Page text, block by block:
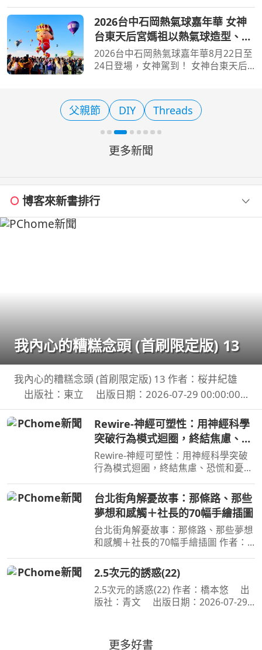
燈籠祭」於7月中旬點燈以來，吸引眾
多國內外旅客造訪，提醒民眾，相關活
動近倒數，僅至8/17(日
2026台中石岡熱氣球嘉年華 女神
台東天后宮媽祖以熱氣球造型、李
多慧一起加持助陣
2026台中石岡熱氣球嘉年華8月22日至
24日登場，女神駕到！ 女神台東天后
球活動的民眾，若錯過8月20日前東台
灣所舉行的台灣國際熱氣
父親節 DIY Threads
更多新聞
博客來新書排行
我內心的糟糕念頭 (首刷限定版) 13
我內心的糟糕念頭 (首刷限定版) 13 作者：桜井紀雄
出版社：東立 出版日期：2026-07-29 00:00:00
這次居然開始同居？時間是測驗即將到來的寒假。京
太郎居然面臨得到山田家寄住的狀況！住在同一個屋
Rewire-神經可塑性：用神經科學
突破行為模式迴圈，終結焦慮、恐
慌和憂鬱，實現最佳的心理健康
Rewire-神經可塑性：用神經科學突破
行為模式迴圈，終結焦慮、恐慌和憂
維諾拉（Nicole Vignola） 出版社：麥
田 出版日期：2024-05-30 00:00:00 ＜
內容簡介＞ 無法
台北街角解憂故事：那條路、那些
夢想和感觸＋社長的70幅手繪插圖
台北街角解憂故事：那條路、那些夢想
和感觸＋社長的70幅手繪插圖 作者：
2026-08-06 00:00:00 讀懂商場的起
落、情感的流轉， 在充滿記憶的城市
與自己相遇。 人生像一條河
2.5次元的誘惑(22)
2.5次元的誘惑(22) 作者：橋本悠 出
版社：青文 出版日期：2026-07-29
了暑假集訓，不過奧村卻暗自煩惱著，
更多好書